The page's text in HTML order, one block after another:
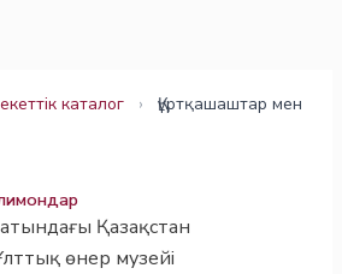
каталог ›
Құртқашаштар мен
атындағы Қазақстан
өнер музейі